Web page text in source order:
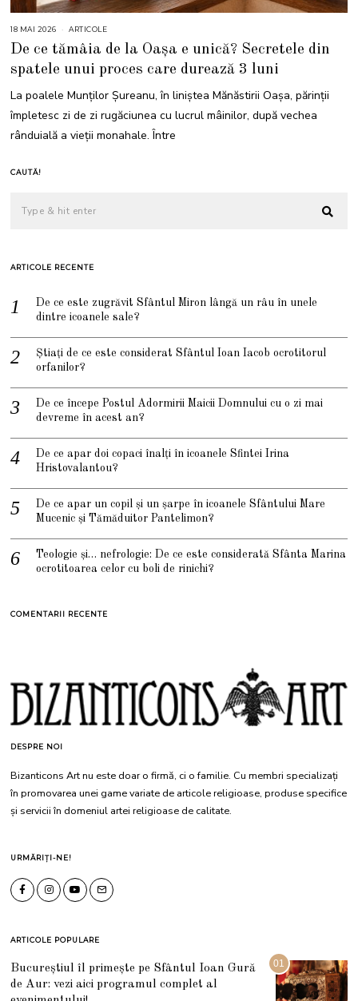
18 MAI 2026
M
I
2
ARTICOLE
De ce tămâia de la Oașa e unică? Secretele din
spatele unui proces care durează 3 luni
La poalele Munților Șureanu, în liniștea Mănăstirii Oașa, părinții
împletesc zi de zi rugăciunea cu lucrul mâinilor, după vechea
rânduială a vieții monahale. Între
CAUTĂ!
ARTICOLE RECENTE
De ce este zugrăvit Sfântul Miron lângă un râu în unele
dintre icoanele sale?
Știați de ce este considerat Sfântul Ioan Iacob ocrotitorul
orfanilor?
De ce începe Postul Adormirii Maicii Domnului cu o zi mai
devreme în acest an?
De ce apar doi copaci înalți în icoanele Sfintei Irina
Hristovalantou?
De ce apar un copil și un șarpe în icoanele Sfântului Mare
Mucenic și Tămăduitor Pantelimon?
Teologie și… nefrologie: De ce este considerată Sfânta Marina
ocrotitoarea celor cu boli de rinichi?
COMENTARII RECENTE
DESPRE NOI
Bizanticons Art nu este doar o firmă, ci o familie. Cu membri specializați
în promovarea unei game variate de articole religioase, produse specifice
și servicii în domeniul artei religioase de calitate.
URMĂRIȚI-NE!
ARTICOLE POPULARE
01
Bucureștiul îl primește pe Sfântul Ioan Gură
de Aur: vezi aici programul complet al